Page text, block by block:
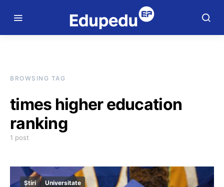
BROWSING TAG
times higher education
ranking
1 post
Știri Universitate